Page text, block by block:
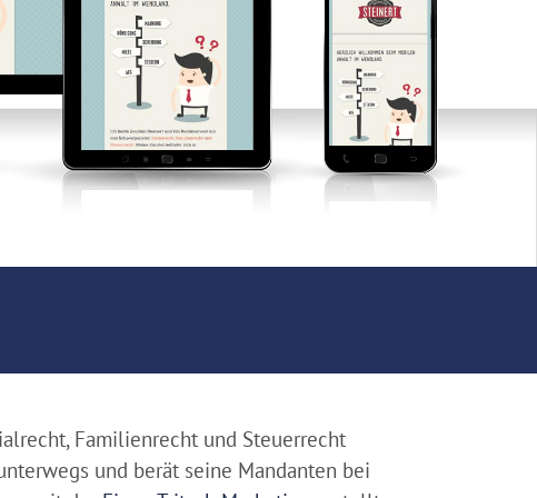
Familienrecht und Steuerrecht
und berät seine Mandanten bei